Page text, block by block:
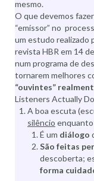
mesmo.
O que devemos
“emissor” no
um estudo realizado
revista HBR em 14
num programa de
tornarem melhores
“ouvintes”
Listeners Actually
A boa escuta
silêncio
É um diálogo
São feitas
descoberta;
forma